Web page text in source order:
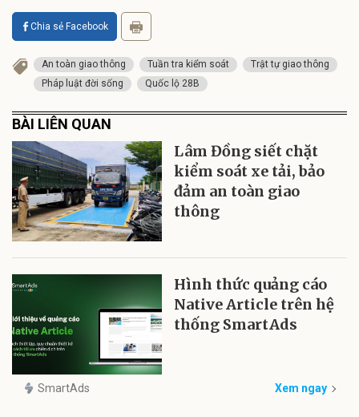
Chia sẻ Facebook
An toàn giao thông Tuần tra kiểm soát
Trật tự giao thông
Pháp luật đời sống
Quốc lộ 28B
BÀI LIÊN QUAN
Lâm Đồng siết chặt
kiểm soát xe tải, bảo
đảm an toàn giao
thông
Hình thức quảng cáo
Native Article trên hệ
thống SmartAds
SmartAds Xem ngay